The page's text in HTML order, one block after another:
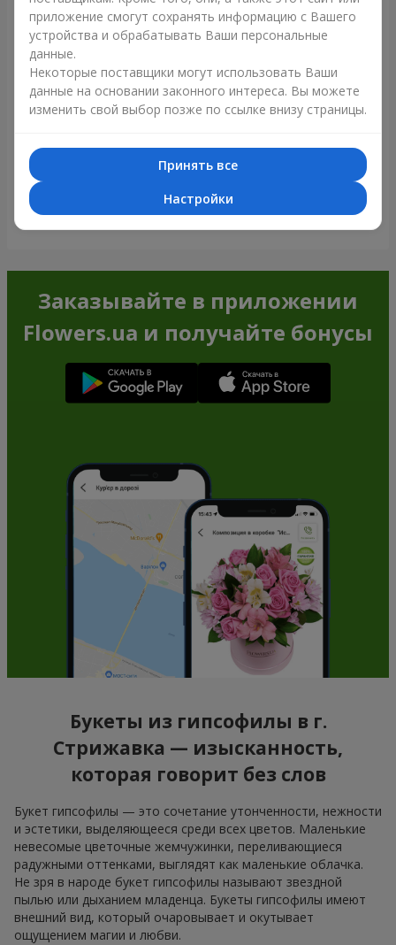
Заказывайте в приложении
Flowers.ua и получайте бонусы
Букеты из гипсофилы в г.
Стрижавка — изысканность,
которая говорит без слов
Букет гипсофилы — это сочетание утонченности, нежности
и эстетики, выделяющееся среди всех цветов. Маленькие
невесомые цветочные жемчужинки, переливающиеся
радужными оттенками, выглядят как маленькие облачка.
Не зря в народе букет гипсофилы называют звездной
пылью или дыханием младенца. Букеты гипсофилы имеют
внешний вид, который очаровывает и окутывает
ощущением магии и любви.
приложение смогут сохранять информацию с Вашего
устройства и обрабатывать Ваши персональные
данные.
Некоторые поставщики могут использовать Ваши
данные на основании законного интереса. Вы можете
изменить свой выбор позже по ссылке внизу страницы.
Принять все
Настройки